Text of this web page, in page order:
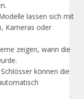
lassen sich mit
Kameras oder
zeigen, wann die
Schlösser können die